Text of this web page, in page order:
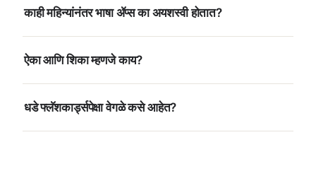
काही महिन्यांनंतर भाषा ॲप्स का अयशस्वी होतात?
ऐका आणि शिका म्हणजे काय?
धडे फ्लॅशकार्ड्सपेक्षा वेगळे कसे आहेत?